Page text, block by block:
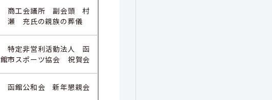
商工会議所 副会頭 村
瀬 充氏の親族の葬儀
特定非営利活動法人 函
館市スポーツ協会 祝賀会
函館公和会 新年懇親会